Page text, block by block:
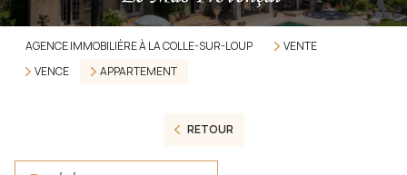
AGENCE IMMOBILIÈRE À LA COLLE-SUR-LOUP
VENTE
VENCE
APPARTEMENT
RETOUR